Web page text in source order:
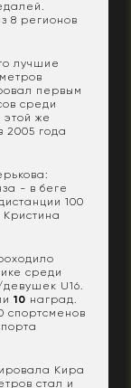
8 регионов
лучшие
первым
среди
же
2005 года
- в беге
100
среди
U16.
10 наград.
спортсменов
Кира
стал и